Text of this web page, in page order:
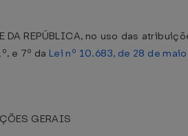
DA REPÚBLICA, no uso das
e 7º da Lei nº 10.683, de 28 de
GERAIS